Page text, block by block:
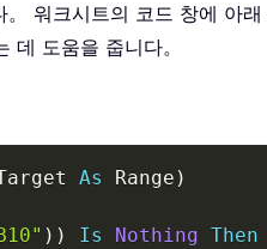
。 워크시트의 코드 창에 아
도움을 줍니다。
As Range )
) ) Is Nothing Then